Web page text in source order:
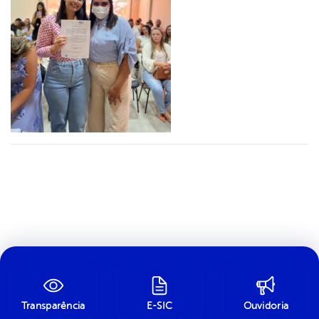
Transparência E-SIC Ouvidoria